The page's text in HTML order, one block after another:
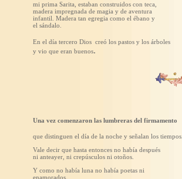
mi prima Sarita, estaban construidos con teca,
madera impregnada de magia y de aventura
infantil. Madera tan egregia como el ébano y
el sándalo.
En el día tercero Dios creó los pastos y los árboles
y vio que eran buenos.
Una vez comenzaron las lumbreras del firmamento
que distinguen el día de la noche y señalan los tiempos.
Vale decir que hasta entonces no había después
ni anteayer, ni crepúsculos ni otoños.
Y como no había luna no había poetas ni
enamorados.